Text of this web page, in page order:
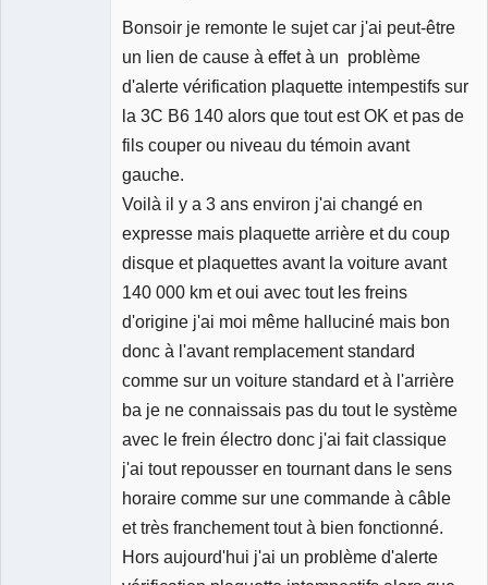
Bonsoir je remonte le sujet car j'ai peut-être
un lien de cause à effet à un problème
d'alerte vérification plaquette intempestifs sur
la 3C B6 140 alors que tout est OK et pas de
fils couper ou niveau du témoin avant
gauche.
Voilà il y a 3 ans environ j'ai changé en
expresse mais plaquette arrière et du coup
disque et plaquettes avant la voiture avant
140 000 km et oui avec tout les freins
d'origine j'ai moi même halluciné mais bon
donc à l'avant remplacement standard
comme sur un voiture standard et à l'arrière
ba je ne connaissais pas du tout le système
avec le frein électro donc j'ai fait classique
j'ai tout repousser en tournant dans le sens
horaire comme sur une commande à câble
et très franchement tout à bien fonctionné.
Hors aujourd'hui j'ai un problème d'alerte